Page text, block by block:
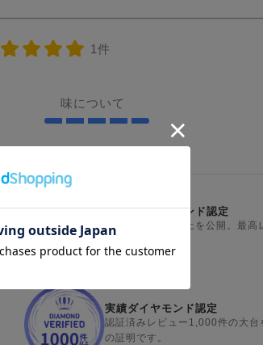
1件
味について
透明性ダイヤモンド認定
レビューの9割以上を公開。最高
実績ダイヤモンド認定
認証済みレビュー1,000件の大台
の証明です。